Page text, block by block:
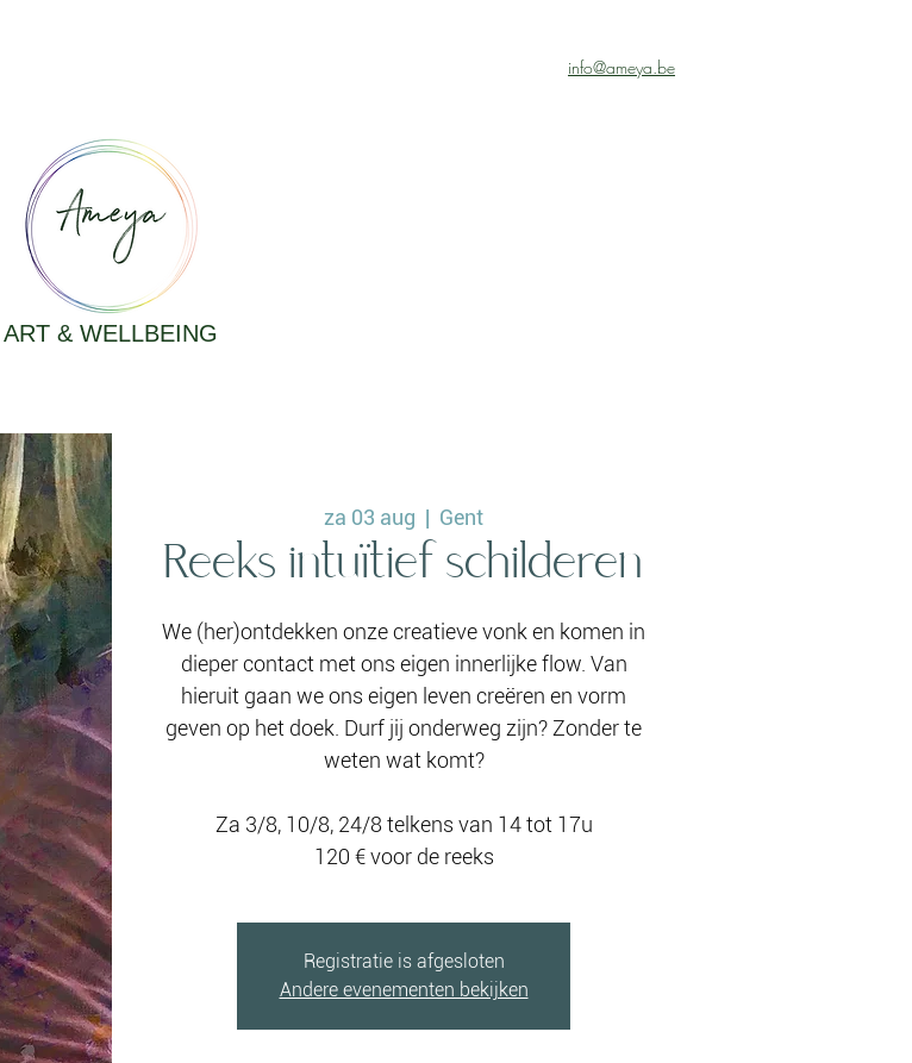
ART & WELLBEING
info@ameya.be
za 03 aug
  |
Gent
Reeks intuïtief schilderen
We (her)ontdekken onze creatieve vonk en komen in
dieper contact met ons eigen innerlijke flow. Van
hieruit gaan we ons eigen leven creëren en vorm
geven op het doek. Durf jij onderweg zijn? Zonder te
weten wat komt?
Za 3/8, 10/8, 24/8 telkens van 14 tot 17u
120 € voor de reeks
Registratie is afgesloten
Andere evenementen bekijken